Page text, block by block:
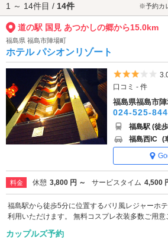
1 ～ 14件目 / 14件 ※予約カ
道の駅 国見 あつかしの郷から15.0km
福島県 福島市陣場町
ホテル パシオンリゾート
5
口コミ - 件
福島県福島市
024-525-
福島駅 (徒
福島西IC (
料金 休憩 3,800 円 ～ サービスタイム 4,500
福島駅から徒歩5分に位置するバリ風レジャーホ
利用いただけます。 無料コスプレ衣装多数ご用意
カップルズ予約